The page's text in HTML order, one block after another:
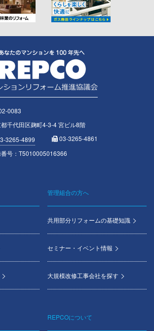
0083
千代田区麹町4-3-4 宮ビル8階
3265-4899
03-3265-4861
号：T5010005016366
管理組合の方へ
共用部分リフォームの基礎知識
セミナー・イベント情報
大規模改修工事会社を探す
REPCOについて